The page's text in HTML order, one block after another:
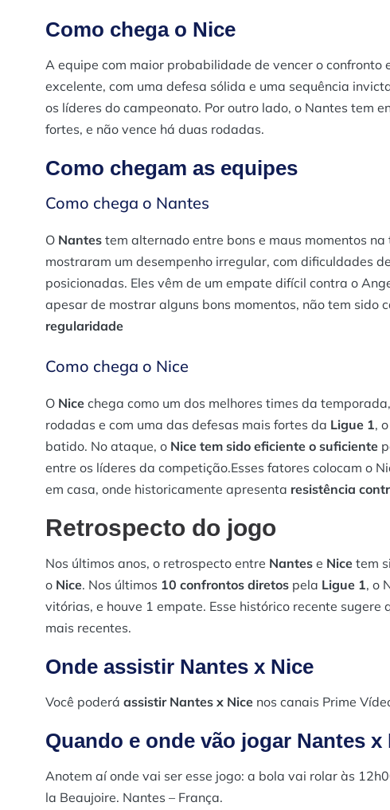
Como chega o Nice
A equipe com maior probabilidade de vencer o confronto
excelente, com uma defesa sólida e uma sequência
os líderes do campeonato. Por outro lado, o Nantes tem
fortes, e não vence há duas rodadas​.
Como chegam as equipes
Como chega o Nantes
O Nantes tem alternado entre bons e maus momentos
mostraram um desempenho irregular, com dificuldades
posicionadas. Eles vêm de um empate difícil contra o
apesar de mostrar alguns bons momentos, não tem sido
regularidade
Como chega o Nice
O Nice chega como um dos melhores times da
rodadas e com uma das defesas mais fortes da Ligue 1,
batido. No ataque, o Nice tem sido eficiente o suficiente
entre os líderes da competição​.Esses fatores colocam o
em casa, onde historicamente apresenta resistência
Retrospecto do jogo
Nos últimos anos, o retrospecto entre Nantes e Nice tem
o Nice. Nos últimos 10 confrontos diretos pela Ligue 1, o
vitórias, e houve 1 empate. Esse histórico recente
mais recentes​.
Onde assistir Nantes x Nice
Você poderá assistir Nantes x Nice nos canais Prime
Quando e onde vão jogar Nantes x
Anotem aí onde vai ser esse jogo: a bola vai rolar às
la Beaujoire. Nantes – França.